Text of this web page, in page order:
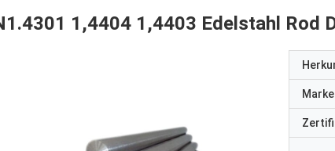
1,4404 1,4403 Edelstahl Rod